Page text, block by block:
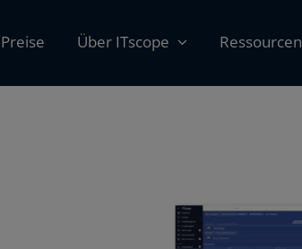
Preise Über ITscope Ressourcen